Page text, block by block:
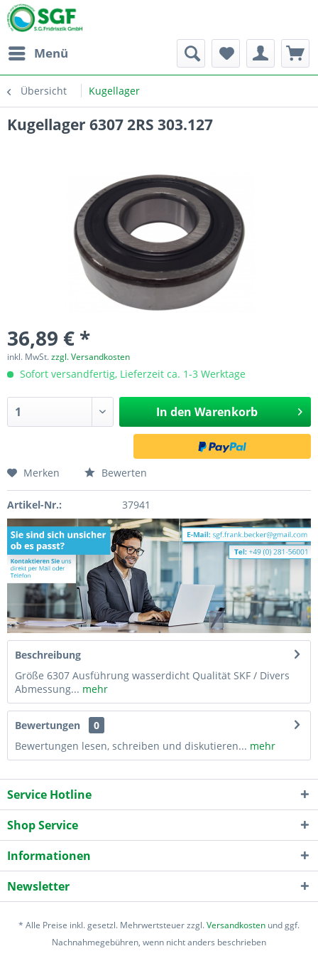
Menü
Übersicht Kugellager
Kugellager 6307 2RS 303.127
36,89 € *
inkl. MwSt.zzgl. Versandkosten
Sofort versandfertig, Lieferzeit ca. 1-3 Werktage
In den Warenkorb
Merken Bewerten
Artikel-Nr.: 37941
Beschreibung
Größe 6307 Ausführung wasserdicht Qualität SKF / Divers
Abmessung... mehr
Bewertungen
0
Bewertungen lesen, schreiben und diskutieren... mehr
Service Hotline
Shop Service
Informationen
Newsletter
* Alle Preise inkl. gesetzl. Mehrwertsteuer zzgl.Versandkosten und ggf.
Nachnahmegebühren, wenn nicht anders beschrieben